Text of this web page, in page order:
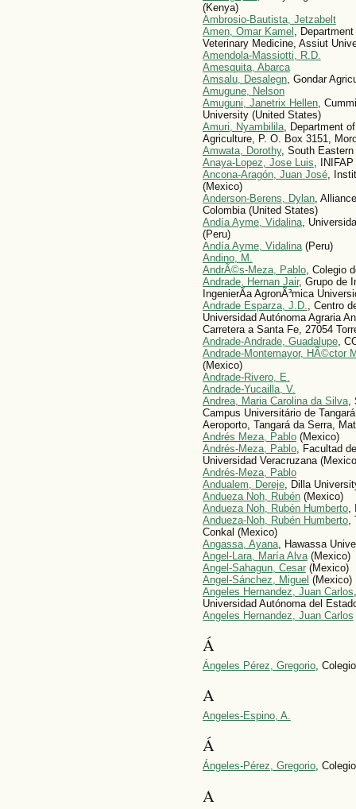
(Kenya)
Ambrosio-Bautista, Jetzabelt
Amen, Omar Kamel
,
Veterinary Medicine, Assiut
Amendola-Massiotti, R.D.
Amesquita, Abarca
Amsalu, Desalegn, Gondar
Amugune, Nelson
Amuguni, Janetrix Hellen,
University (United States)
Amuri, Nyambilila, Department
Agriculture, P. O. Box 3151,
Amwata, Dorothy, South
Anaya-Lopez, Jose Luis ,
Ancona-Aragón, Juan José,
(Mexico)
Anderson-Berens, Dylan,
Colombia (United States)
Andía Ayme, Vidalina,
(Peru)
Andía Ayme, Vidalina(Peru)
Andino, M.
AndrÃ©s-Meza, Pablo, Colegio
Andrade, Hernan Jair, Grupo de
IngenierÃ­a AgronÃ³mica
Andrade Esparza, J.D.
, Centro
Universidad Autónoma Agraria
Carretera a Santa Fe, 27054
Andrade-Andrade, Guadalupe,
Andrade-Montemayor, HÃ©ctor
(Mexico)
Andrade-Rivero, E.
Andrade-Yucailla, V.
Andrea, Maria Carolina da Silva,
Campus Universitário de
Aeroporto, Tangará da Serra,
Andrés Meza, Pablo(Mexico)
Andrés-Meza, Pablo, Facultad
Universidad Veracruzana
Andrés-Meza, Pablo
Andualem, Dereje, Dilla
Andueza Noh, Rubén(Mexico)
Andueza Noh, Rubén Humberto,
Andueza-Noh, Rubén Humberto,
Conkal (Mexico)
Angassa, Ayana, Hawassa
Angel-Lara, María Alva(Mexico)
Angel-Sahagun, Cesar(Mexico)
Angel-Sánchez, Miguel (Mexico)
Angeles Hernandez, Juan Carlos
Universidad Autónoma del
Angeles Hernandez, Juan Carlos
Á
Ángeles Pérez, Gregorio,
A
Angeles-Espino, A.
Á
Ángeles-Pérez, Gregorio,
A